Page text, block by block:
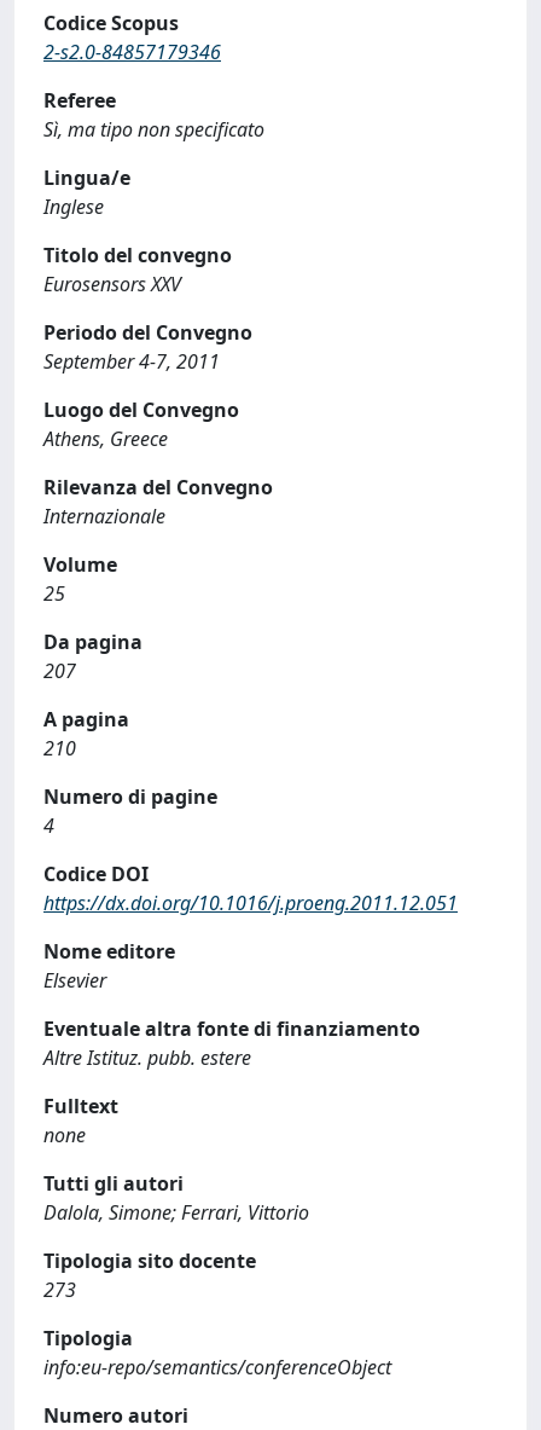
Codice Scopus
2-s2.0-84857179346
Referee
Sì, ma tipo non specificato
Lingua/e
Inglese
Titolo del convegno
Eurosensors XXV
Periodo del Convegno
September 4-7, 2011
Luogo del Convegno
Athens, Greece
Rilevanza del Convegno
Internazionale
Volume
25
Da pagina
207
A pagina
210
Numero di pagine
4
Codice DOI
https://dx.doi.org/10.1016/j.proeng.2011.12.051
Nome editore
Elsevier
Eventuale altra fonte di finanziamento
Altre Istituz. pubb. estere
Fulltext
none
Tutti gli autori
Dalola, Simone; Ferrari, Vittorio
Tipologia sito docente
273
Tipologia
info:eu-repo/semantics/conferenceObject
Numero autori